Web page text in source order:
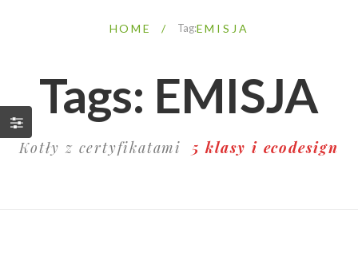
HOME / Tag:EMISJA
Tags: EMISJA
Kotły z certyfikatami 5 klasy i ecodesign